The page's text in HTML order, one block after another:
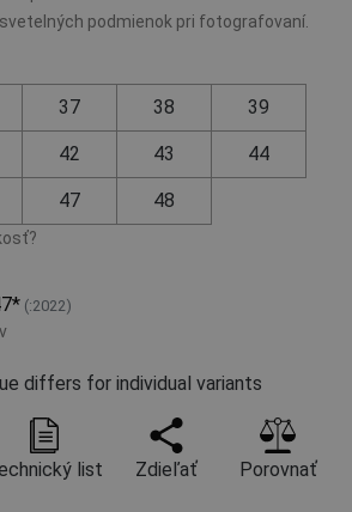
podmienok pri fotografovaní.
37 38 39
42 43 44
47 48
* (:2022)
differs for individual variants
list Zdieľať Porovnať